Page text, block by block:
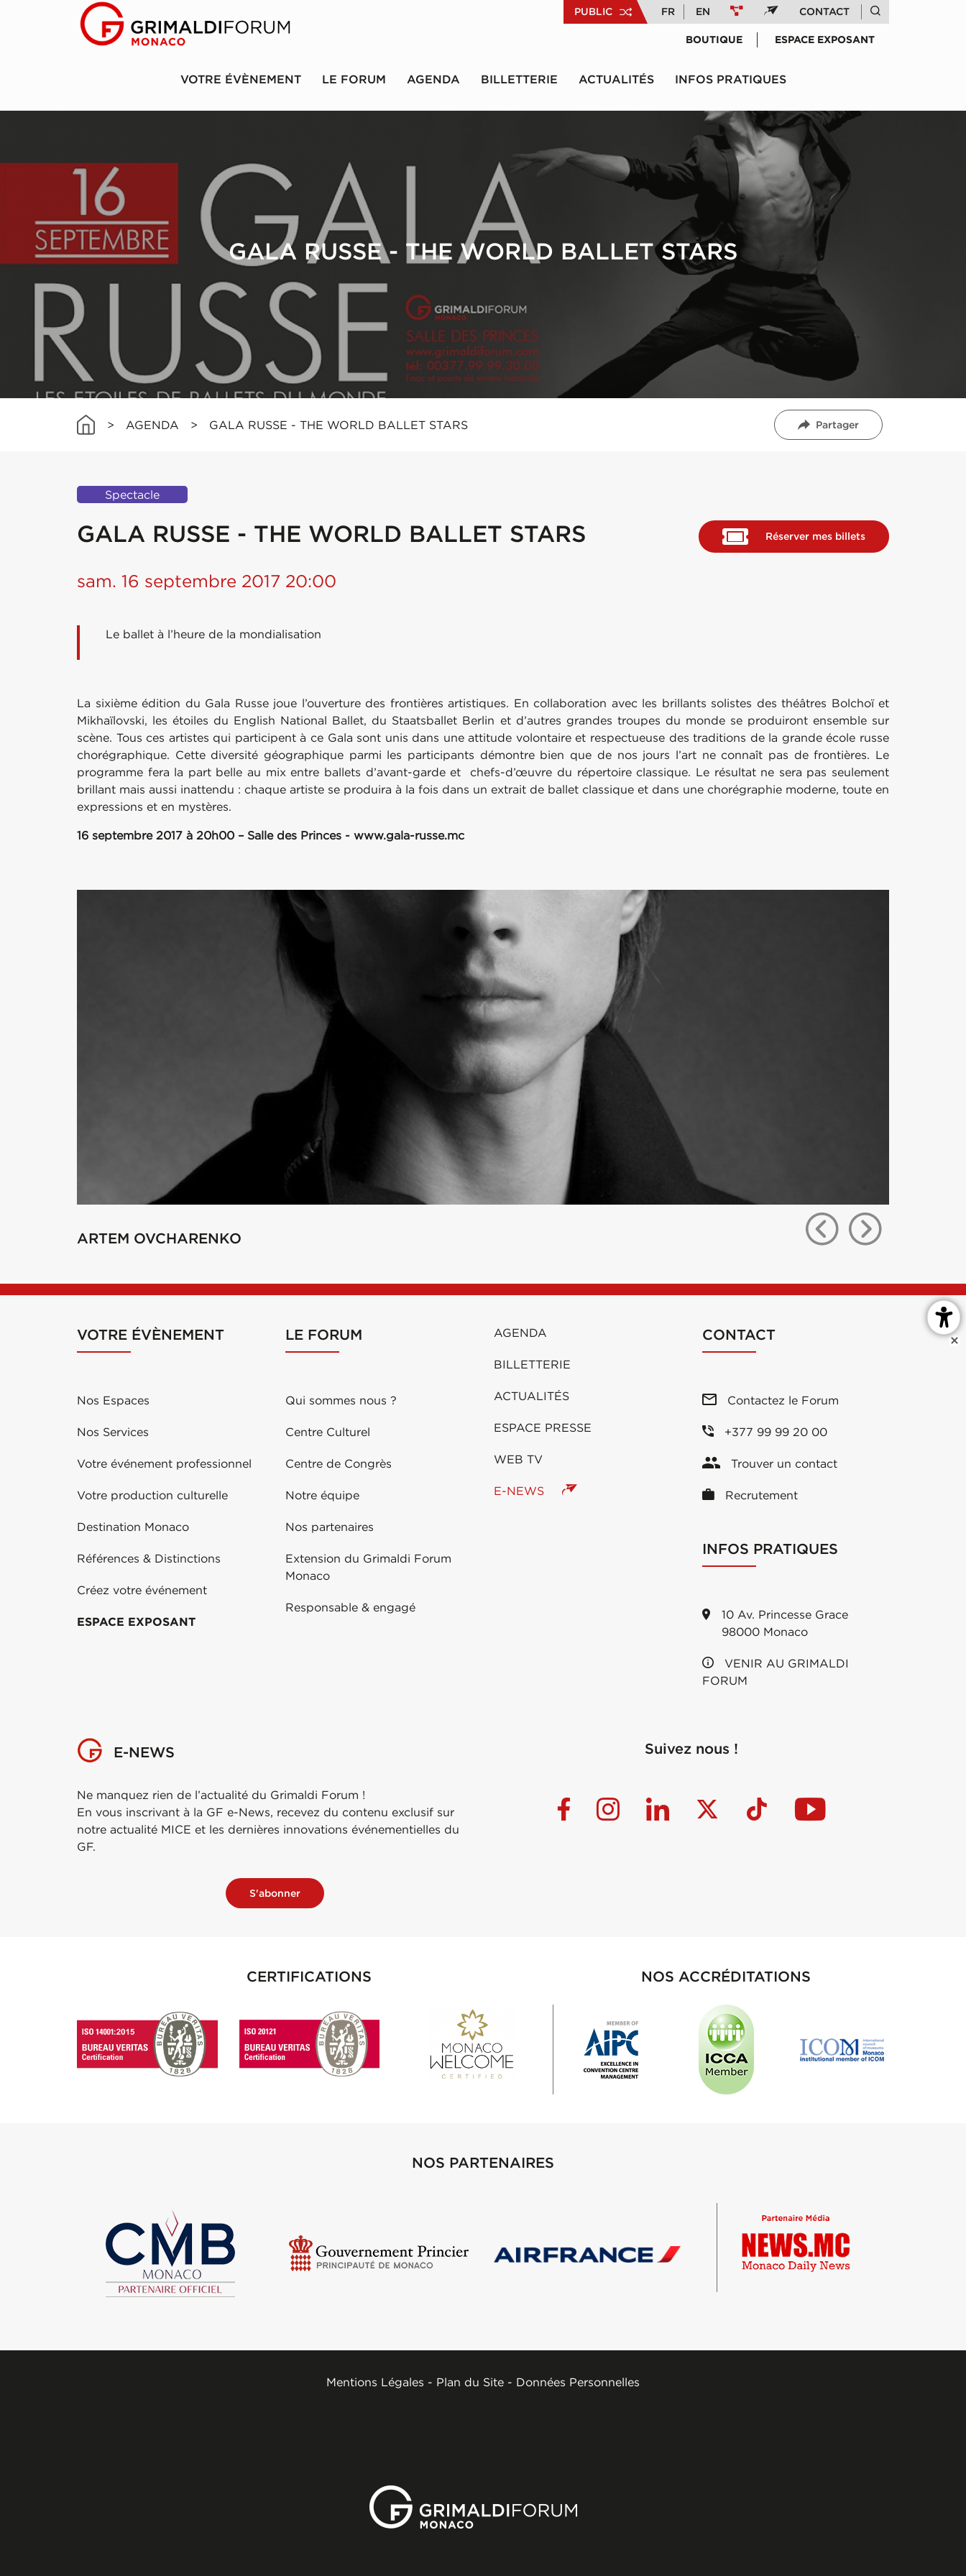
PUBLIC FR EN CONTACT
BOUTIQUE ESPACE EXPOSANT
VOTRE ÉVÈNEMENT LE FORUM AGENDA BILLETTERIE ACTUALITÉS INFOS PRATIQUES
GALA RUSSE - THE WORLD BALLET STARS
> AGENDA > GALA RUSSE - THE WORLD BALLET STARS Partager
Spectacle
GALA RUSSE - THE WORLD BALLET STARS
sam. 16 septembre 2017 20:00
Réserver mes billets
Le ballet à l’heure de la mondialisation
La sixième édition du Gala Russe joue l’ouverture des frontières artistiques. En collaboration avec les brillants solistes des théâtres Bolchoï et
Mikhaïlovski, les étoiles du English National Ballet, du Staatsballet Berlin et d’autres grandes troupes du monde se produiront ensemble sur
scène. Tous ces artistes qui participent à ce Gala sont unis dans une attitude volontaire et respectueuse des traditions de la grande école russe
chorégraphique. Cette diversité géographique parmi les participants démontre bien que de nos jours l’art ne connaît pas de frontières. Le
programme fera la part belle au mix entre ballets d’avant-garde et chefs-d’œuvre du répertoire classique. Le résultat ne sera pas seulement
brillant mais aussi inattendu : chaque artiste se produira à la fois dans un extrait de ballet classique et dans une chorégraphie moderne, toute en
expressions et en mystères.
16 septembre 2017 à 20h00 – Salle des Princes - www.gala-russe.mc
DINU TAMAZLACARU
VOTRE ÉVÈNEMENT
Nos Espaces
Nos Services
Votre événement professionnel
Votre production culturelle
Destination Monaco
Références & Distinctions
Créez votre événement
ESPACE EXPOSANT
LE FORUM
Qui sommes nous ?
Centre Culturel
Centre de Congrès
Notre équipe
Nos partenaires
Extension du Grimaldi Forum
Monaco
Responsable & engagé
AGENDA
BILLETTERIE
ACTUALITÉS
ESPACE PRESSE
WEB TV
E-NEWS
CONTACT
Contactez le Forum
+377 99 99 20 00
Trouver un contact
Recrutement
INFOS PRATIQUES
10 Av. Princesse Grace
98000 Monaco
VENIR AU GRIMALDI
FORUM
E-NEWS
Ne manquez rien de l’actualité du Grimaldi Forum !
En vous inscrivant à la GF e-News, recevez du contenu exclusif sur
notre actualité MICE et les dernières innovations événementielles du
GF.
S'abonner
Suivez nous !
CERTIFICATIONS NOS ACCRÉDITATIONS
NOS PARTENAIRES
Mentions Légales - Plan du Site - Données Personnelles